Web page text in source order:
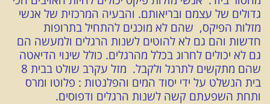
גדולים של עצמם ובריאותם. והבעיה המרכזית של אנשי
מזלות הפיקס, שהם לא מוכנים להתחיל בתרופות
חדשות והם גם לא להוטים לשנות הרגלים ולמעשה הם
גם לא יכולים לחרוג בכלל מהרגלים. כולל שינוי הדיאטה
שהם מתקשים לתרגל ולקבל. מזל עקרב שולט בבית 8
בית הנשלט על ידי יסוד המים והפלנטות : פלוטו ומרס
ותחת השפעתם קשה לשנות הרגלים ודפוסים.